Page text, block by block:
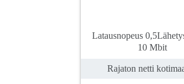
Latausnopeus
10 Mbit
Rajaton netti